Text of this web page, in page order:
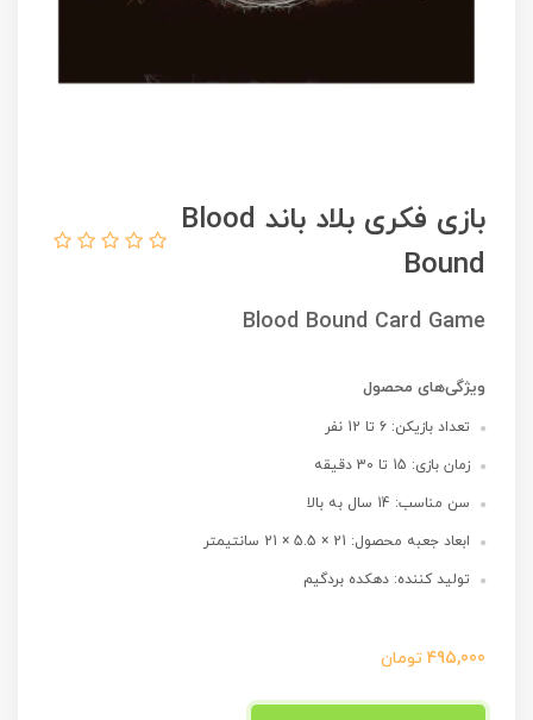
بازی فکری بلاد باند Blood
Bound
Blood Bound Card Game
ویژگی‌های محصول
تعداد بازیکن: 6 تا 12 نفر
زمان بازی: 15 تا 30 دقیقه
سن مناسب: 14 سال به بالا
ابعاد جعبه محصول: 21 × 5.5 × 21 سانتیمتر
تولید کننده: دهکده بردگیم
495,000 تومان